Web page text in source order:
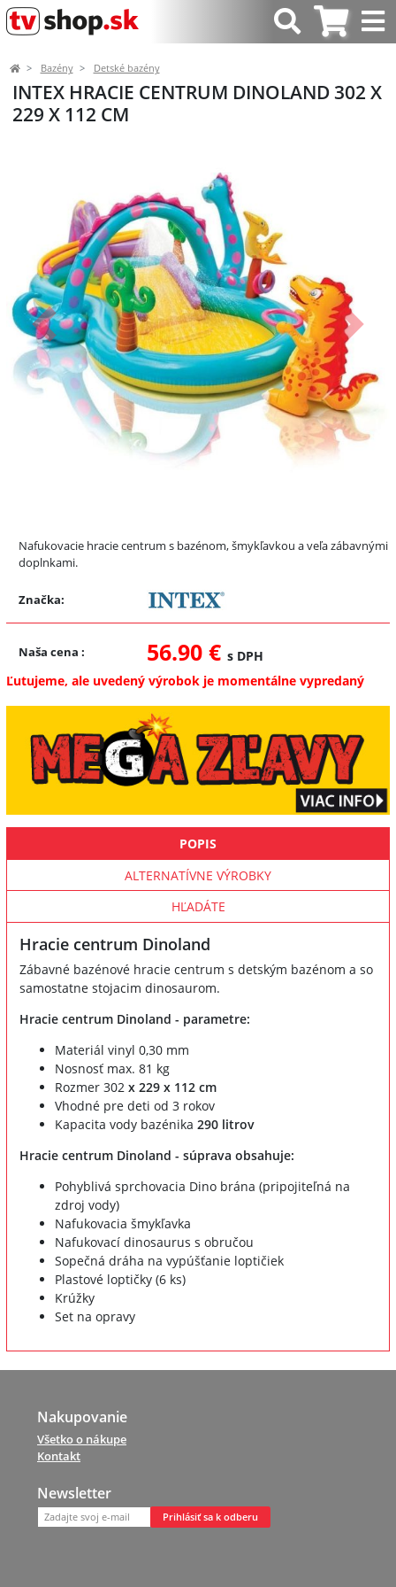
Bazény Detské bazény
INTEX HRACIE CENTRUM DINOLAND 302 X
229 X 112 CM
Predchádzajúci Ďalší
Nafukovacie hracie centrum s bazénom, šmykľavkou a veľa zábavnými
doplnkami.
Značka:
Naša cena : 56.90 € s DPH
Ľutujeme, ale uvedený výrobok je momentálne vypredaný
POPIS
ALTERNATÍVNE VÝROBKY
HĽADÁTE
Hracie centrum Dinoland
Zábavné bazénové hracie centrum s detským bazénom a so
samostatne stojacim dinosaurom.
Hracie centrum Dinoland - parametre:
Materiál vinyl 0,30 mm
Nosnosť max. 81 kg
Rozmer 302 x 229 x 112 cm
Vhodné pre deti od 3 rokov
Kapacita vody bazénika 290 litrov
Hracie centrum Dinoland - súprava obsahuje:
Pohyblivá sprchovacia Dino brána (pripojiteľná na
zdroj vody)
Nafukovacia šmykľavka
Nafukovací dinosaurus s obručou
Sopečná dráha na vypúšťanie loptičiek
Plastové loptičky (6 ks)
Krúžky
Set na opravy
Nakupovanie
Všetko o nákupe
Kontakt
Newsletter
Prihlásiť sa k odberu